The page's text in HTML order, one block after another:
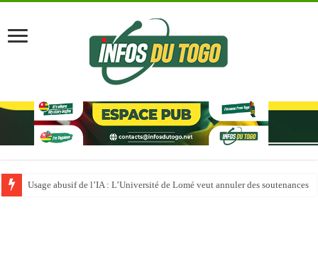
Usage abusif de l’IA : L’Université de Lomé veut annuler des soutenances